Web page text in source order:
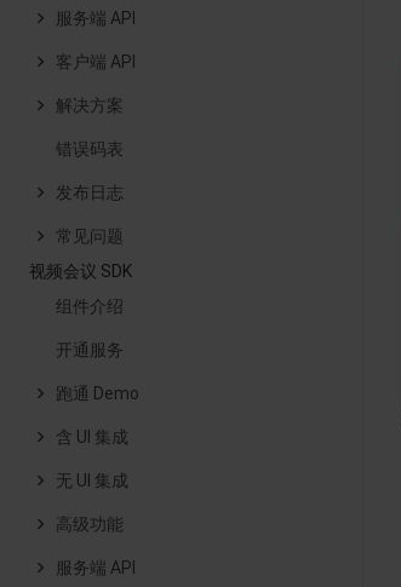
服务端 API
客户端 API
解决方案
错误码表
发布日志
常见问题
视频会议 SDK
组件介绍
开通服务
跑通 Demo
含 UI 集成
无 UI 集成
高级功能
服务端 API